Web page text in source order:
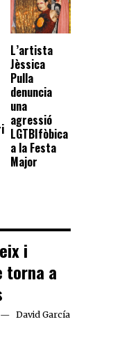
L’artista
Jèssica
Pulla
denuncia
una
agressió
LGTBIfòbica
a la Festa
Major
i
torna a
David García